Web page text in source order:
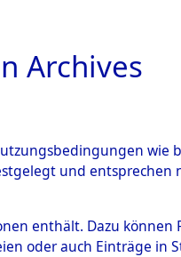
→
Archives
wie
und entsprechen
enthält. Dazu können
oder auch Einträge in